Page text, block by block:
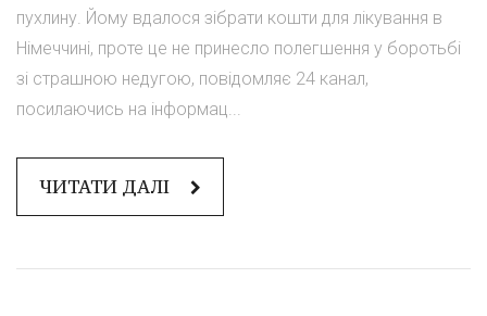
пухлину. Йому вдалося зібрати кошти для лікування в
Німеччині, проте це не принесло полегшення у боротьбі
зі страшною недугою, повідомляє 24 канал,
посилаючись на інформац...
ЧИТАТИ ДАЛІ